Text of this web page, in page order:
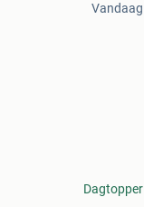
Vandaag
Dagtopper